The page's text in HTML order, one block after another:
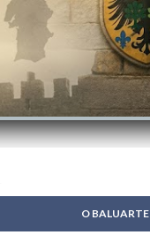
O BALUARTE